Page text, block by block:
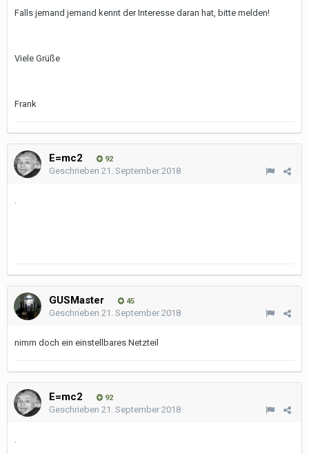
Falls jemand jemand kennt der Interesse daran hat, bitte melden!
Viele Grüße
Frank
E=mc2 92
Geschrieben 21. September 2018
.
GUSMaster 45
Geschrieben 21. September 2018
nimm doch ein einstellbares Netzteil
E=mc2 92
Geschrieben 21. September 2018
.